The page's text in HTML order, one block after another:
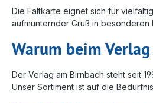
Die Faltkarte eignet sich für
aufmunternder Gruß in
Warum beim
Der Verlag am Birnbach steht seit
Unser Sortiment ist auf die